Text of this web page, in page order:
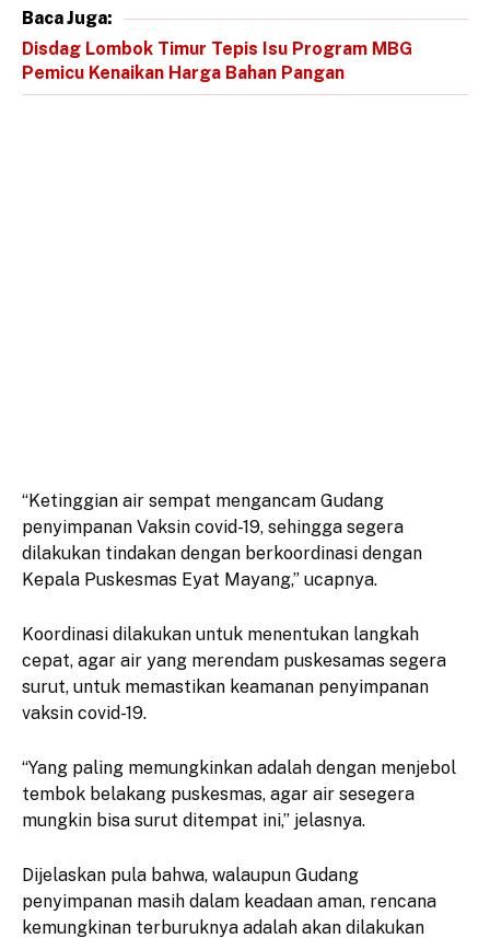
Baca Juga:
Disdag Lombok Timur Tepis Isu Program MBG
Pemicu Kenaikan Harga Bahan Pangan
“Ketinggian air sempat mengancam Gudang
penyimpanan Vaksin covid-19, sehingga segera
dilakukan tindakan dengan berkoordinasi dengan
Kepala Puskesmas Eyat Mayang,” ucapnya.
Koordinasi dilakukan untuk menentukan langkah
cepat, agar air yang merendam puskesamas segera
surut, untuk memastikan keamanan penyimpanan
vaksin covid-19.
“Yang paling memungkinkan adalah dengan menjebol
tembok belakang puskesmas, agar air sesegera
mungkin bisa surut ditempat ini,” jelasnya.
Dijelaskan pula bahwa, walaupun Gudang
penyimpanan masih dalam keadaan aman, rencana
kemungkinan terburuknya adalah akan dilakukan